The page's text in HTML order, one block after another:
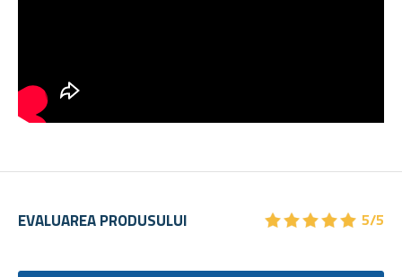
EVALUAREA PRODUSULUI ★★★★★
★★★★★ 5/5